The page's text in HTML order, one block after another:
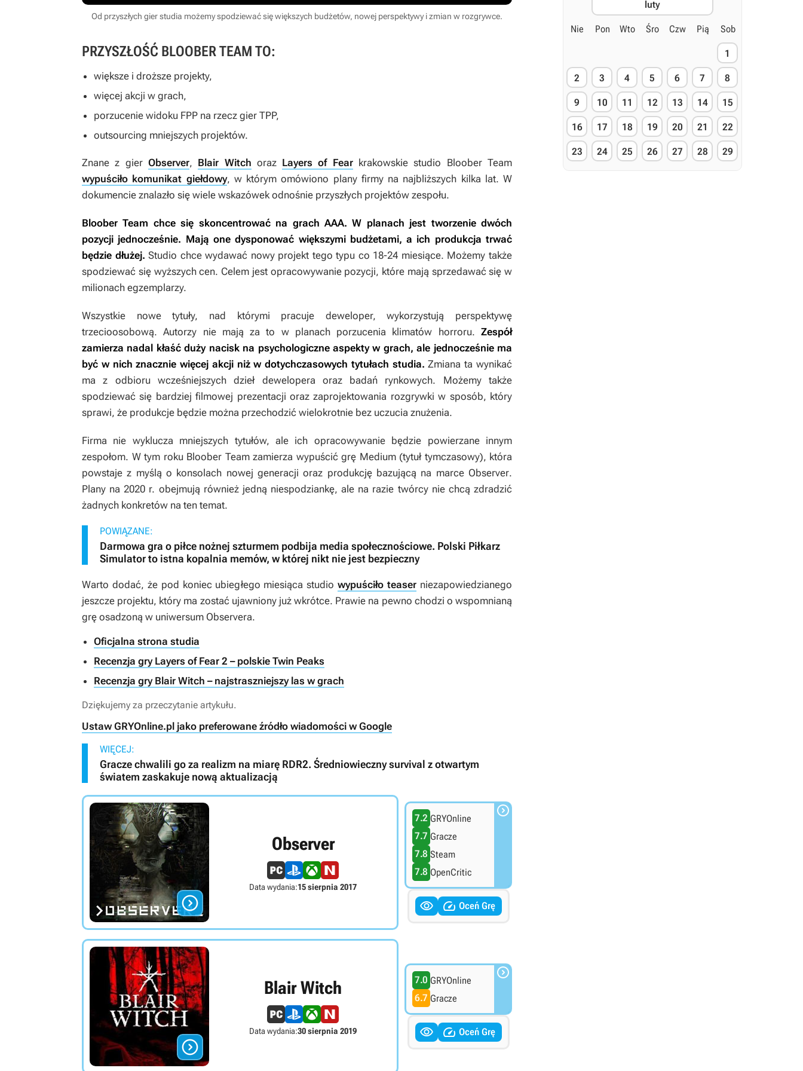
Od przyszłych gier studia możemy spodziewać się większych budżetów, nowej perspektywy i zmian w rozgrywce.
PRZYSZŁOŚĆ BLOOBER TEAM TO:
większe i droższe projekty,
więcej akcji w grach,
porzucenie widoku FPP na rzecz gier TPP,
outsourcing mniejszych projektów.
Znane z gier Observer, Blair Witch oraz Layers of Fearkrakowskie studio Bloober Team
wypuściło komunikat giełdowy, w którym omówiono plany firmy na najbliższych kilka lat. W
dokumencie znalazło się wiele wskazówek odnośnie przyszłych projektów zespołu.
Bloober Team chce się skoncentrować na grach AAA. W planach jest tworzenie dwóch
pozycji jednocześnie. Mają one dysponować większymi budżetami, a ich produkcja trwać
będzie dłużej.Studio chce wydawać nowy projekt tego typu co 18-24 miesiące. Możemy także
spodziewać się wyższych cen. Celem jest opracowywanie pozycji, które mają sprzedawać się w
milionach egzemplarzy.
Wszystkie nowe tytuły, nad którymi pracuje deweloper, wykorzystują perspektywę
trzecioosobową. Autorzy nie mają za to w planach porzucenia klimatów horroru. Zespół
zamierza nadal kłaść duży nacisk na psychologiczne aspekty w grach, ale jednocześnie ma
być w nich znacznie więcej akcji niż w dotychczasowych tytułach studia.Zmiana ta wynikać
ma z odbioru wcześniejszych dzieł dewelopera oraz badań rynkowych. Możemy także
spodziewać się bardziej filmowej prezentacji oraz zaprojektowania rozgrywki w sposób, który
sprawi, że produkcje będzie można przechodzić wielokrotnie bez uczucia znużenia.
Firma nie wyklucza mniejszych tytułów, ale ich opracowywanie będzie powierzane innym
zespołom. W tym roku Bloober Team zamierza wypuścić grę Medium (tytuł tymczasowy), która
powstaje z myślą o konsolach nowej generacji oraz produkcję bazującą na marce Observer.
Plany na 2020 r. obejmują również jedną niespodziankę, ale na razie twórcy nie chcą zdradzić
żadnych konkretów na ten temat.
POWIĄZANE:
Darmowa gra o piłce nożnej szturmem podbija media społecznościowe. Polski Piłkarz
Simulator to istna kopalnia memów, w której nikt nie jest bezpieczny
Warto dodać, że pod koniec ubiegłego miesiąca studiowypuściło teaser niezapowiedzianego
jeszcze projektu, który ma zostać ujawniony już wkrótce. Prawie na pewno chodzi o wspomnianą
grę osadzoną w uniwersum Observera.
Oficjalna strona studia
Recenzja gry Layers of Fear 2 – polskie Twin Peaks
Recenzja gry Blair Witch – najstraszniejszy las w grach
Dziękujemy za przeczytanie artykułu.
Ustaw GRYOnline.pl jako preferowane źródło wiadomości w Google
WIĘCEJ:
Gracze chwalili go za realizm na miarę RDR2. Średniowieczny survival z otwartym
światem zaskakuje nową aktualizacją

Observer
Data wydania:15 sierpnia 2017
7.2 GRYOnline
7.7 Gracze
7.8 Steam
7.8 OpenCritic

  Oceń Grę

Blair Witch
Data wydania:30 sierpnia 2019
7.0 GRYOnline
6.7 Gracze

  Oceń Grę
luty
Nie Pon Wto Śro Czw Pią Sob
1
2 3 4 5 6 7 8
9 10 11 12 13 14 15
16 17 18 19 20 21 22
23 24 25 26 27 28 29